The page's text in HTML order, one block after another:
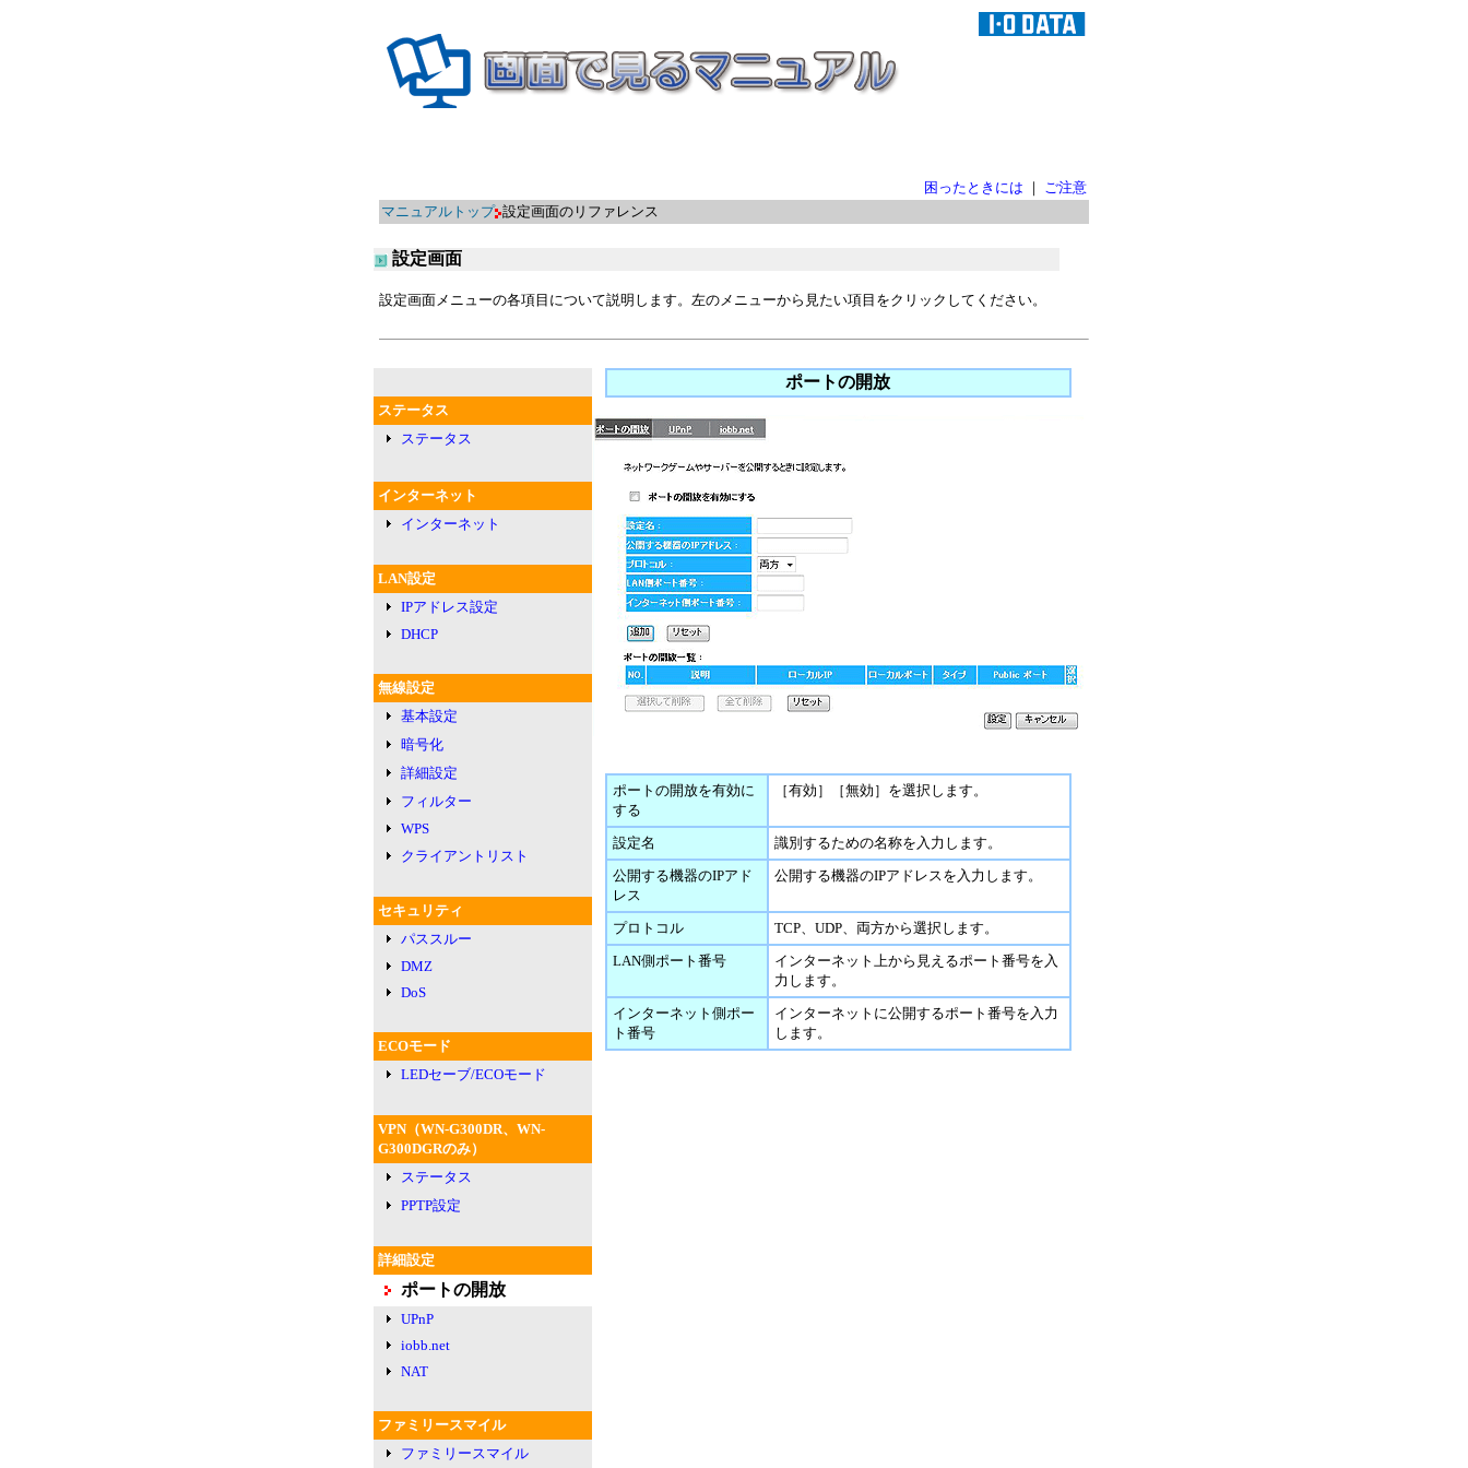
困ったときには ｜ ご注意
マニュアルトップ 設定画面のリファレンス
設定画面
設定画面メニューの各項目について説明します。左のメニューから見たい項目をクリックしてください。
ステータス
ステータス
インターネット
インターネット
LAN設定
IPアドレス設定
DHCP
無線設定
基本設定
暗号化
詳細設定
フィルター
WPS
クライアントリスト
セキュリティ
パススルー
DMZ
DoS
ECOモード
LEDセーブ/ECOモード
VPN（WN-G300DR、WN-
G300DGRのみ）
ステータス
PPTP設定
詳細設定
ポートの開放
UPnP
iobb.net
NAT
ファミリースマイル
ファミリースマイル
ポートの開放
ポートの開放を有効に
する
［有効］［無効］を選択します。
設定名
識別するための名称を入力します。
公開する機器のIPアド
レス
公開する機器のIPアドレスを入力します。
プロトコル
TCP、UDP、両方から選択します。
LAN側ポート番号
インターネット上から見えるポート番号を入
力します。
インターネット側ポー
ト番号
インターネットに公開するポート番号を入力
します。